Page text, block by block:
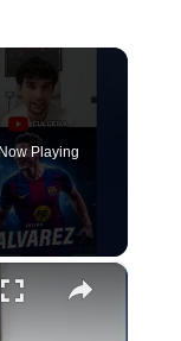
Now Playing
×